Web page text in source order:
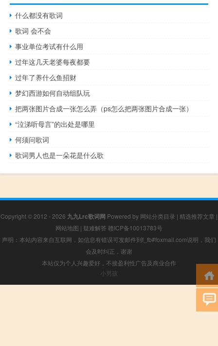
什么都没有歌词
歌词 会不会
事业单位考试有什么用
过年这几天老婆每夜都要
过年了养什么鱼招财
梦幻西游如何自动组队玩
把两张图片合成一张怎么弄（ps怎么把两张图片合成一张）
“泣涕听母言”的出处是哪里
何须问歌词
歌词男人也是一朵花是什么歌
Copyright © 2012 - 2026 九九Lrc歌词网 Powered by 网站分类目录 | 精选推荐文章 |
网站地图 | 疑难解答 赣ICP备10013783号
声明：本站内容来自互联网，如信息有错误可发邮件到f_fb#foxmail.com说明，我们
会及时纠正，谢谢
本站仅为个人兴趣爱好，不接盈利性广告及商业合作
小男孩